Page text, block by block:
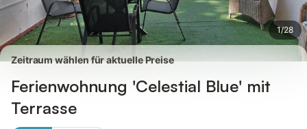
1/28
Zeitraum wählen für aktuelle Preise
Ferienwohnung 'Celestial Blue' mit
Terrasse